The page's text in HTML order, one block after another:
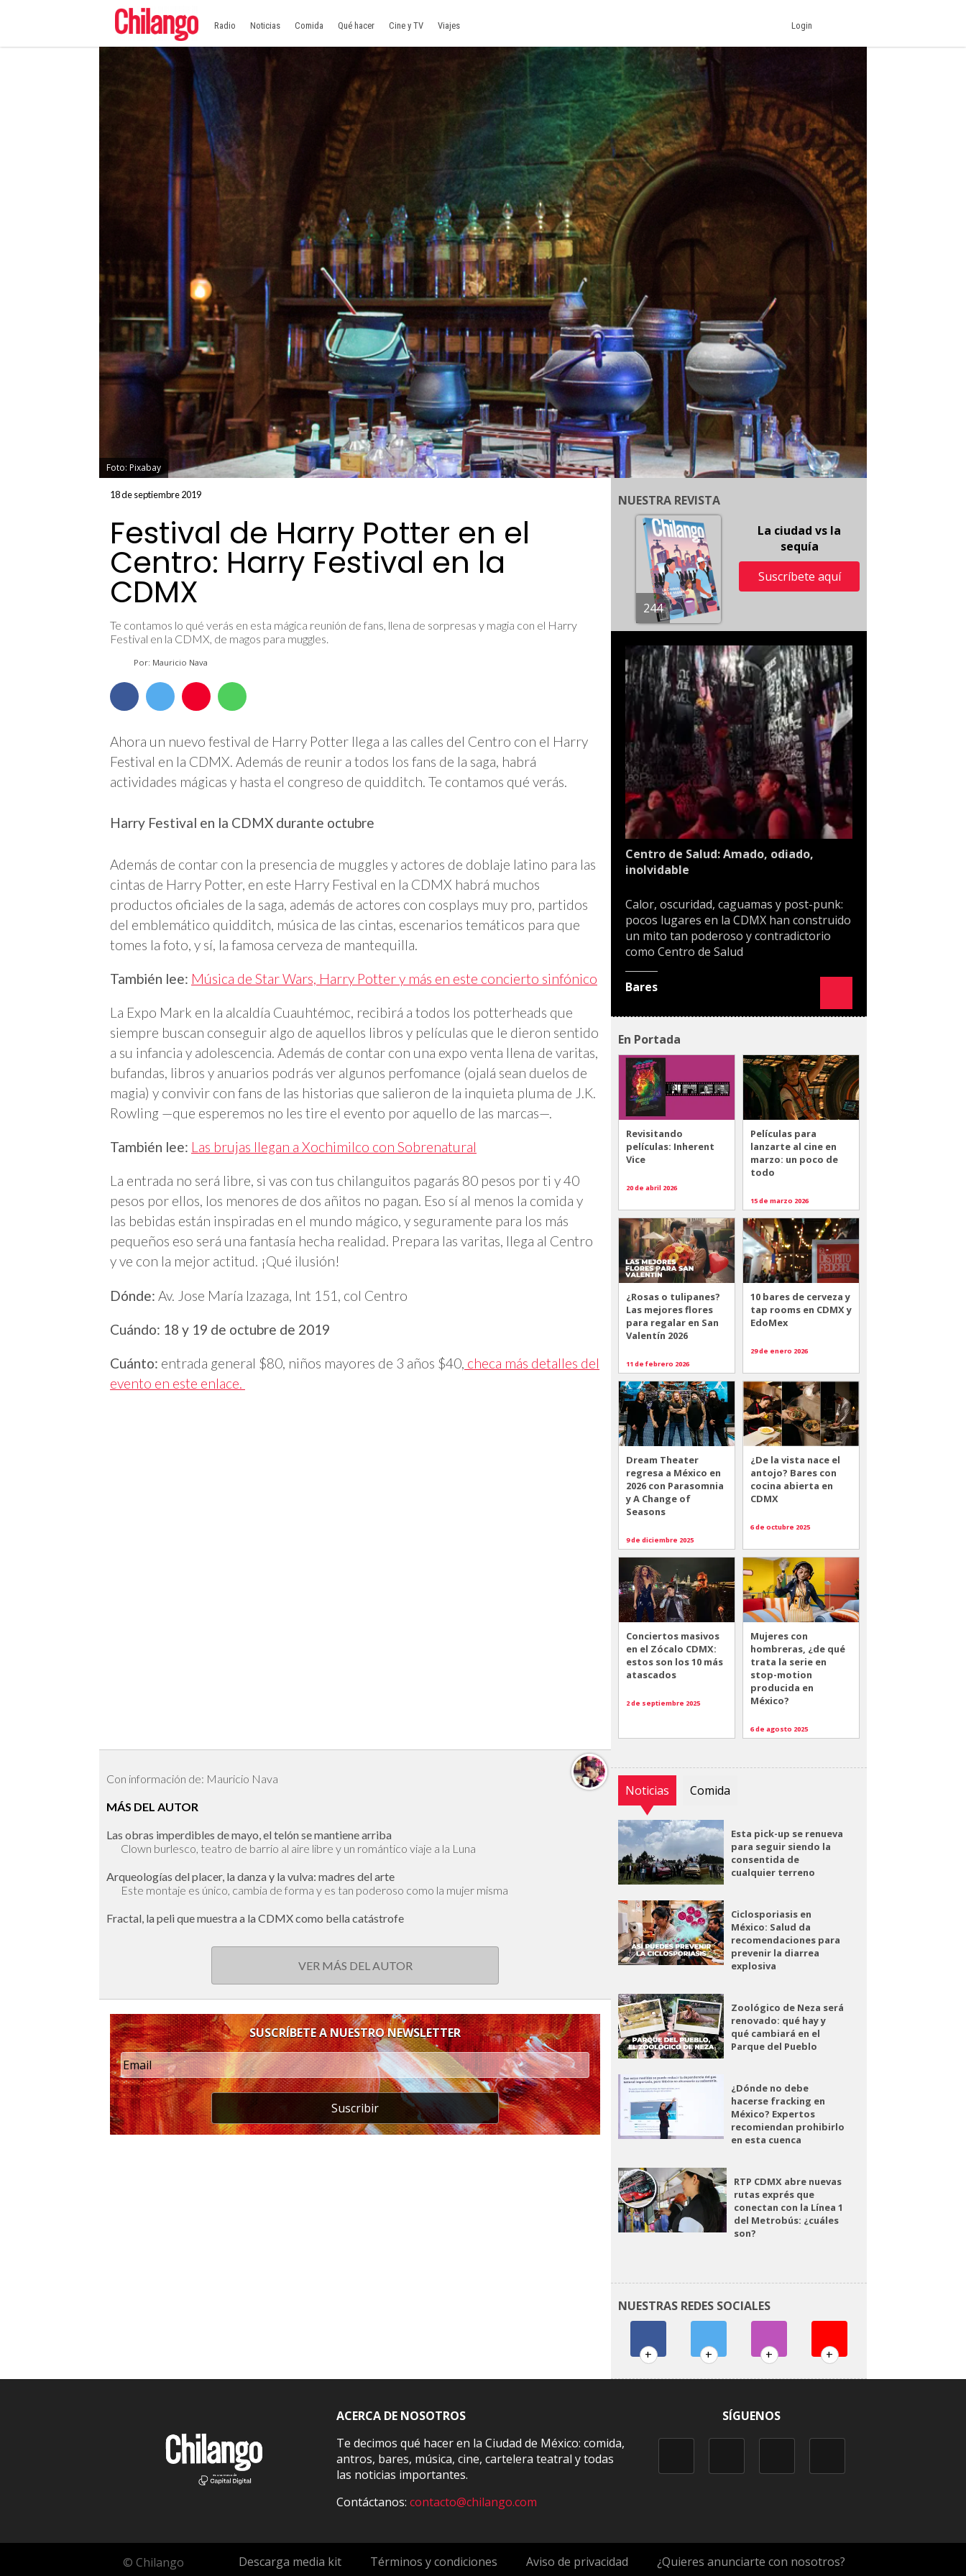
Radio Noticias Comida Qué hacer Cine y TV Viajes Login
Foto: Pixabay
18 de septiembre 2019
Festival de Harry Potter en el
Centro: Harry Festival en la
CDMX
Te contamos lo qué verás en esta mágica reunión de fans, llena de sorpresas y magia con el Harry
Festival en la CDMX, de magos para muggles.
Por: Mauricio Nava
Ahora un nuevo festival de Harry Potter llega a las calles del Centro con el Harry
Festival en la CDMX. Además de reunir a todos los fans de la saga, habrá
actividades mágicas y hasta el congreso de quidditch. Te contamos qué verás.
Harry Festival en la CDMX durante octubre
Además de contar con la presencia de muggles y actores de doblaje latino para las
cintas de Harry Potter, en este Harry Festival en la CDMX habrá muchos
productos oficiales de la saga, además de actores con cosplays muy pro, partidos
del emblemático quidditch, música de las cintas, escenarios temáticos para que
tomes la foto, y sí, la famosa cerveza de mantequilla.
También lee: Música de Star Wars, Harry Potter y más en este concierto sinfónico
La Expo Mark en la alcaldía Cuauhtémoc, recibirá a todos los potterheads que
siempre buscan conseguir algo de aquellos libros y películas que le dieron sentido
a su infancia y adolescencia. Además de contar con una expo venta llena de varitas,
bufandas, libros y anuarios podrás ver algunos perfomance (ojalá sean duelos de
magia) y convivir con fans de las historias que salieron de la inquieta pluma de J.K.
Rowling —que esperemos no les tire el evento por aquello de las marcas—.
También lee: Las brujas llegan a Xochimilco con Sobrenatural
La entrada no será libre, si vas con tus chilanguitos pagarás 80 pesos por ti y 40
pesos por ellos, los menores de dos añitos no pagan. Eso sí al menos la comida y
las bebidas están inspiradas en el mundo mágico, y seguramente para los más
pequeños eso será una fantasía hecha realidad. Prepara las varitas, llega al Centro
y ve con la mejor actitud. ¡Qué ilusión!
Dónde: Av. Jose María Izazaga, Int 151, col Centro
Cuándo: 18 y 19 de octubre de 2019
Cuánto: entrada general $80, niños mayores de 3 años $40, checa más detalles del
evento en este enlace.
Con información de: Mauricio Nava
MÁS DEL AUTOR
Las obras imperdibles de mayo, el telón se mantiene arriba
Clown burlesco, teatro de barrio al aire libre y un romántico viaje a la Luna
Arqueologías del placer, la danza y la vulva: madres del arte
Este montaje es único, cambia de forma y es tan poderoso como la mujer misma
Fractal, la peli que muestra a la CDMX como bella catástrofe
VER MÁS DEL AUTOR
SUSCRÍBETE A NUESTRO NEWSLETTER
Suscribir
NUESTRA REVISTA
244
La ciudad vs la
sequía
Suscríbete aquí
Centro de Salud: Amado, odiado,
inolvidable
Calor, oscuridad, caguamas y post-punk:
pocos lugares en la CDMX han construido
un mito tan poderoso y contradictorio
como Centro de Salud
Bares
En Portada
Revisitando
películas: Inherent
Vice
20 de abril 2026
Películas para
lanzarte al cine en
marzo: un poco de
todo
15 de marzo 2026
¿Rosas o tulipanes?
Las mejores flores
para regalar en San
Valentín 2026
11 de febrero 2026
10 bares de cerveza y
tap rooms en CDMX y
EdoMex
29 de enero 2026
Dream Theater
regresa a México en
2026 con Parasomnia
y A Change of
Seasons
9 de diciembre 2025
¿De la vista nace el
antojo? Bares con
cocina abierta en
CDMX
6 de octubre 2025
Conciertos masivos
en el Zócalo CDMX:
estos son los 10 más
atascados
2 de septiembre 2025
Mujeres con
hombreras, ¿de qué
trata la serie en
stop-motion
producida en
México?
6 de agosto 2025
Noticias Comida
Esta pick-up se renueva
para seguir siendo la
consentida de
cualquier terreno
Ciclosporiasis en
México: Salud da
recomendaciones para
prevenir la diarrea
explosiva
Zoológico de Neza será
renovado: qué hay y
qué cambiará en el
Parque del Pueblo
¿Dónde no debe
hacerse fracking en
México? Expertos
recomiendan prohibirlo
en esta cuenca
RTP CDMX abre nuevas
rutas exprés que
conectan con la Línea 1
del Metrobús: ¿cuáles
son?
NUESTRAS REDES SOCIALES
+ + + +
ACERCA DE NOSOTROS
Te decimos qué hacer en la Ciudad de México: comida,
antros, bares, música, cine, cartelera teatral y todas
las noticias importantes.
Contáctanos:contacto@chilango.com
SÍGUENOS
© Chilango Descarga media kit Términos y condiciones Aviso de privacidad ¿Quieres anunciarte con nosotros?